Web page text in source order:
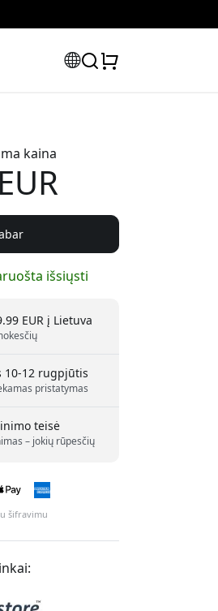
kaina
išsiųsti
EUR į Lietuva
10-12 rugpjūtis
pristatymas
teisė
– jokių rūpesčių
šifravimu